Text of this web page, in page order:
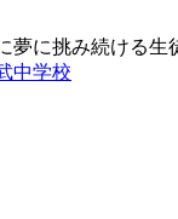
夢に挑み続ける生
中学校